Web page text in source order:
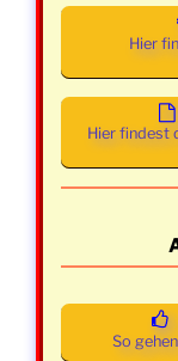
Mittwoch
Mittwoch
Mittwoch
Hier
Hier findest
So